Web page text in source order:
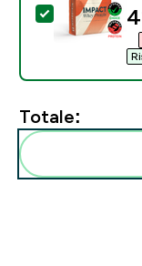
Seleziona
Totale: